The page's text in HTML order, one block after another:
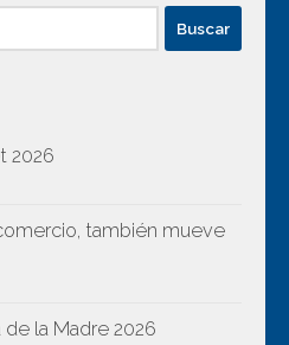
2026
también mueve
de la Madre 2026